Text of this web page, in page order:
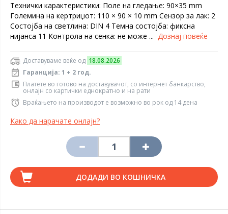
Технички карактеристики: Поле на гледање: 90×35 mm
Големина на кертриџот: 110 × 90 × 10 mm Сензор за лак: 2
Состојба на светлина: DIN 4 Темна состојба: фиксна
нијанса 11 Контрола на сенка: не може ... Дознај повеќе
Доставуваме веќе од 18.08.2026
Гаранција: 1 + 2 год.
Платете во готово на доставувачот, со интернет банкарство,
онлајн со картички еднократно и на рати
Враќањето на производот е возможно во рок од 14 дена
Како да нарачате онлајн?
ДОДАДИ ВО КОШНИЧКА